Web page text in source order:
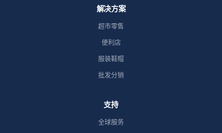
解决方案
超市零售
便利店
服装鞋帽
批发分销
支持
全球服务